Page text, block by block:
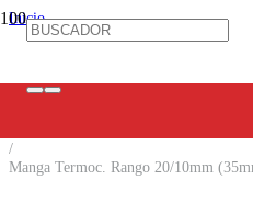
Inicio
Mangas TC / Marca Cables
/
Manga Termoc. Rango 20/10mm